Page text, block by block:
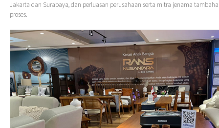
Jakarta dan Surabaya, dan perluasan perusahaan serta mitra jenama
proses.